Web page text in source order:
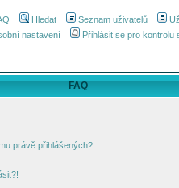
Hledat Seznam uživatelů
nastavení
Přihlásit se pro
FAQ
právě přihlášených?